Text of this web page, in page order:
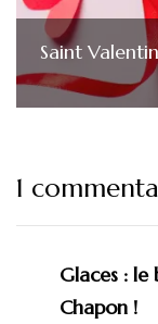
Saint
1
Glaces :
Chapon !